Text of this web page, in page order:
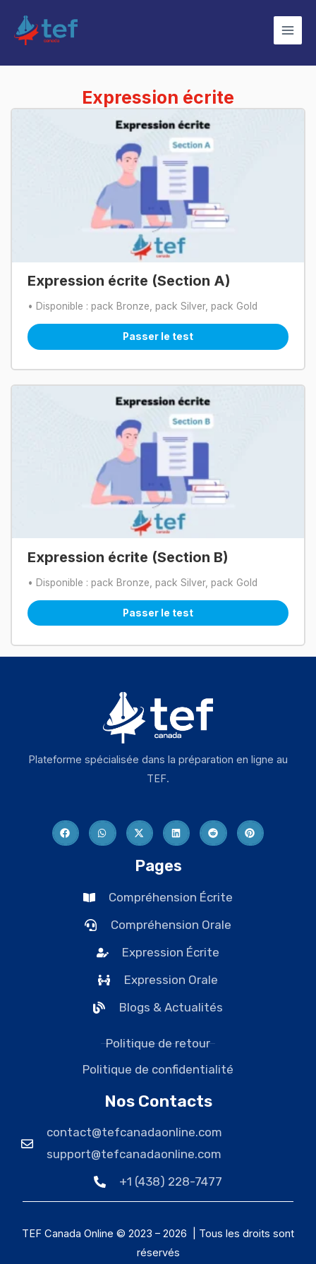
contenu
Main
Expression écrite
Expression écrite (Section A)
• Disponible : pack Bronze, pack Silver, pack Gold
Passer le test
Expression écrite (Section B)
• Disponible : pack Bronze, pack Silver, pack Gold
Passer le test
Plateforme spécialisée dans la préparation en ligne au
TEF.
Pages
Compréhension Écrite
Compréhension Orale
Expression Écrite
Expression Orale
Blogs & Actualités
Politique de retour
Politique de confidentialité
Nos Contacts
contact@tefcanadaonline.com
support@tefcanadaonline.com
+1 (438) 228-7477
TEF Canada Online © 2023 – 2026 | Tous les droits sont
réservés